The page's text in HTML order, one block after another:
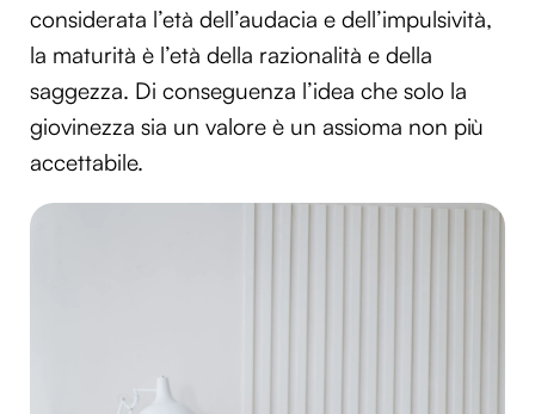
considerata l’età dell’audacia e dell’impulsività,
la maturità è l’età della razionalità e della
saggezza. Di conseguenza l’idea che solo la
giovinezza sia un valore è un assioma non più
accettabile.